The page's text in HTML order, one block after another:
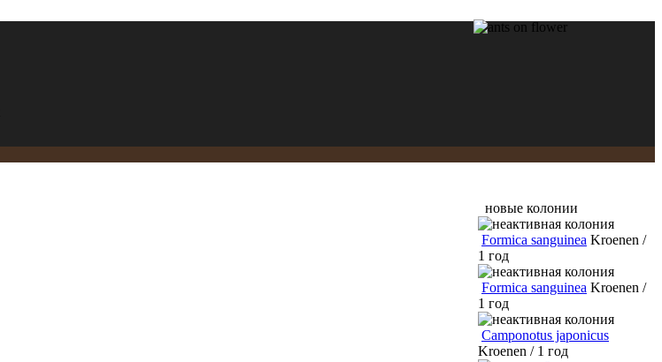
новые колонии
Formica sanguinea Kroenen /
1 год
Formica sanguinea Kroenen /
1 год
Camponotus japonicus
Kroenen / 1 год